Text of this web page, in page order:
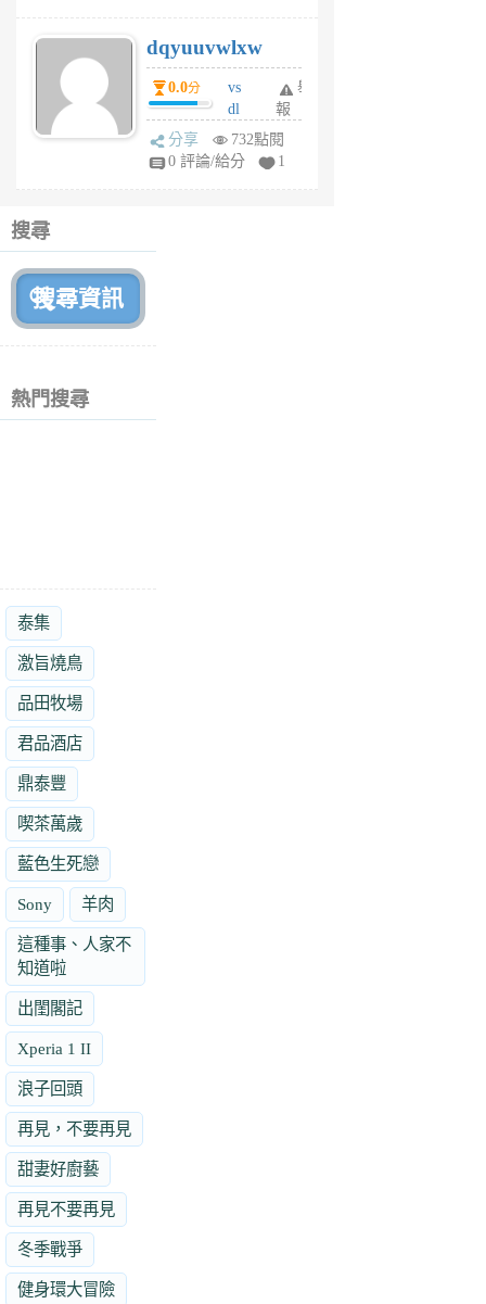
6
個
月
前
dqyuuvwlxw
0.0分
vs
dl
sq
fy
舉
報
分享
732點閱
0 評論/給分
1
搜尋
熱門搜尋
泰集
激旨燒鳥
品田牧場
君品酒店
鼎泰豐
喫茶萬歲
藍色生死戀
Sony 羊肉
這種事、人家不
知道啦
出閨閣記
Xperia 1 II
浪子回頭
再見，不要再見
甜妻好廚藝
再見不要再見
冬季戰爭
健身環大冒險